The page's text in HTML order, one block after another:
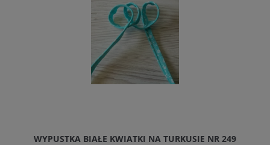
WYPUSTKA BIAŁE KWIATKI NA TURKUSIE NR 249